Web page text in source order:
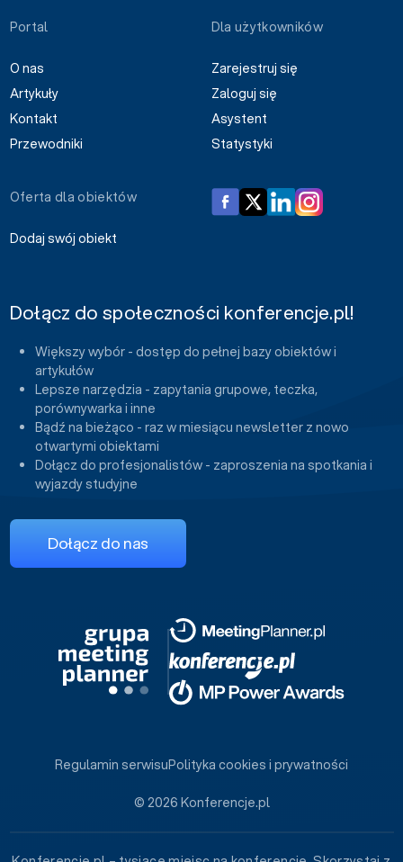
Portal
O nas
Artykuły
Kontakt
Przewodniki
Dla użytkowników
Zarejestruj się
Zaloguj się
Asystent
Statystyki
Oferta dla obiektów
Dodaj swój obiekt
Dołącz do społeczności konferencje.pl!
Większy wybór - dostęp do pełnej bazy obiektów i
artykułów
Lepsze narzędzia - zapytania grupowe, teczka,
porównywarka i inne
Bądź na bieżąco - raz w miesiącu newsletter z nowo
otwartymi obiektami
Dołącz do profesjonalistów - zaproszenia na spotkania i
wyjazdy studyjne
Dołącz do nas
© 2026 Konferencje.pl
Regulamin serwisuPolityka cookies i prywatności